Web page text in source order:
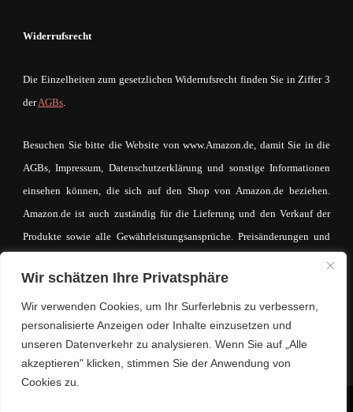
Wir schätzen Ihre Privatsphäre
Wir verwenden Cookies, um Ihr Surferlebnis zu verbessern,
personalisierte Anzeigen oder Inhalte einzusetzen und
unseren Datenverkehr zu analysieren. Wenn Sie auf „Alle
akzeptieren" klicken, stimmen Sie der Anwendung von
Cookies zu.
Widerrufsrecht
Die Einzelheiten zum gesetzlichen Widerrufsrecht finden Sie in Ziffer 3
derAGBs
Besuchen Sie bitte die Website von www.Amazon.de, damit Sie in die
AGBs, Impressum, Datenschutzerklärung und sonstige Informationen
einsehen können, die sich auf den Shop von Amazon.de beziehen.
Amazon.de ist auch zuständig für die Lieferung und den Verkauf der
Produkte sowie alle Gewährleistungsansprüche. Preisänderungen und
Irrtümer sind vorbehalten. Der Betreiber von mein-mode-shop.com
macht sich den Inhalt des IFrames auf keinerlei Weise zueigen. Der
eventuell zustande kommende Kaufvertrag und die entsprechende
Kaufabwicklung läuft ausschließlich über www.Amazon.de.